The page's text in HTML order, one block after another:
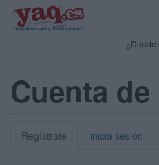
¿Dónde
Cuenta
Regístrate inicia sesión